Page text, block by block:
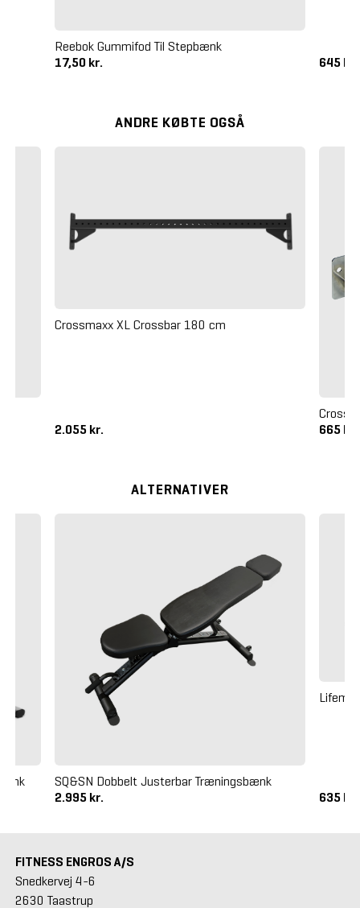
Reebok Gummifod Til Stepbænk
17,50 kr.
645 kr.
ANDRE KØBTE OGSÅ
Crossmaxx XL Crossbar 180 cm
2.055 kr.
665 kr.
ALTERNATIVER
SQ&SN Dobbelt Justerbar Træningsbænk
2.995 kr.
635 kr.
FITNESS ENGROS A/S
Snedkervej 4-6
2630 Taastrup